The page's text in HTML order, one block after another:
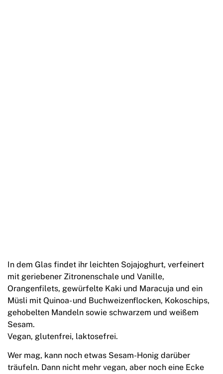
In dem Glas findet ihr leichten Sojajoghurt, verfeinert
mit geriebener Zitronenschale und Vanille,
Orangenfilets, gewürfelte Kaki und Maracuja und ein
Müsli mit Quinoa- und Buchweizenflocken, Kokoschips,
gehobelten Mandeln sowie schwarzem und weißem
Sesam.
Vegan, glutenfrei, laktosefrei.
Wer mag, kann noch etwas Sesam-Honig darüber
träufeln. Dann nicht mehr vegan, aber noch eine Ecke